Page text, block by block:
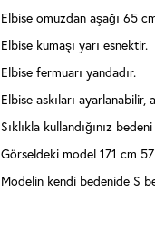
Elbise omuzdan aşağı 65
Elbise kumaşı yarı esnektir.
Elbise fermuarı yandadır.
Elbise askıları ayarlanabilir,
Sıklıkla kullandığınız
Görseldeki model 171 cm
Modelin kendi bedenide S